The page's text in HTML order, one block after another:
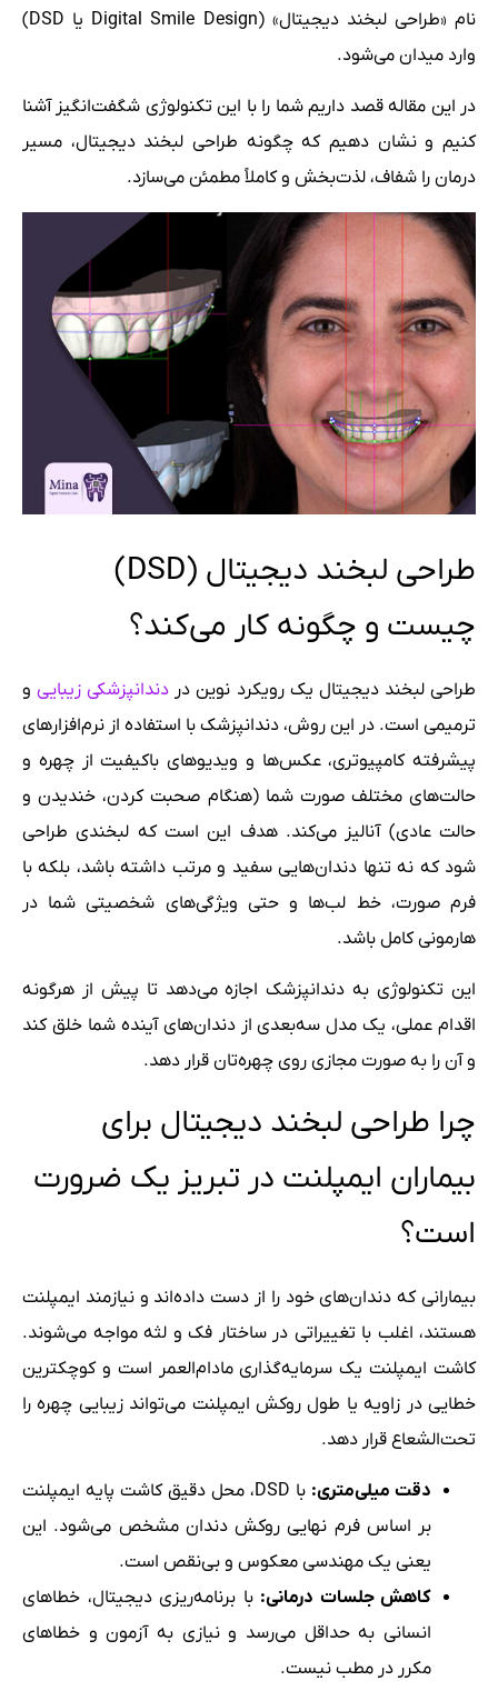
نام «طراحی لبخند دیجیتال» (Digital Smile Design یا DSD)
وارد میدان می‌شود.
در این مقاله قصد داریم شما را با این تکنولوژی شگفت‌انگیز آشنا
کنیم و نشان دهیم که چگونه طراحی لبخند دیجیتال، مسیر
درمان را شفاف، لذت‌بخش و کاملاً مطمئن می‌سازد.
طراحی لبخند دیجیتال (DSD)
چیست و چگونه کار می‌کند؟
طراحی لبخند دیجیتال یک رویکرد نوین در دندانپزشکی زیباییو
ترمیمی است. در این روش، دندانپزشک با استفاده از نرم‌افزارهای
پیشرفته کامپیوتری، عکس‌ها و ویدیوهای باکیفیت از چهره و
حالت‌های مختلف صورت شما (هنگام صحبت کردن، خندیدن و
حالت عادی) آنالیز می‌کند. هدف این است که لبخندی طراحی
شود که نه تنها دندان‌هایی سفید و مرتب داشته باشد، بلکه با
فرم صورت، خط لب‌ها و حتی ویژگی‌های شخصیتی شما در
هارمونی کامل باشد.
این تکنولوژی به دندانپزشک اجازه می‌دهد تا پیش از هرگونه
اقدام عملی، یک مدل سه‌بعدی از دندان‌های آینده شما خلق کند
و آن را به صورت مجازی روی چهره‌تان قرار دهد.
چرا طراحی لبخند دیجیتال برای
بیماران ایمپلنت در تبریز یک ضرورت
است؟
بیمارانی که دندان‌های خود را از دست داده‌اند و نیازمند ایمپلنت
هستند، اغلب با تغییراتی در ساختار فک و لثه مواجه می‌شوند.
کاشت ایمپلنت یک سرمایه‌گذاری مادام‌العمر است و کوچکترین
خطایی در زاویه یا طول روکش ایمپلنت می‌تواند زیبایی چهره را
تحت‌الشعاع قرار دهد.
دقت میلی‌متری:
با DSD، محل دقیق کاشت پایه ایمپلنت
بر اساس فرم نهایی روکش دندان مشخص می‌شود. این
یعنی یک مهندسی معکوس و بی‌نقص است.
کاهش جلسات درمانی: با برنامه‌ریزی دیجیتال، خطاهای
انسانی به حداقل می‌رسد و نیازی به آزمون و خطاهای
مکرر در مطب نیست.